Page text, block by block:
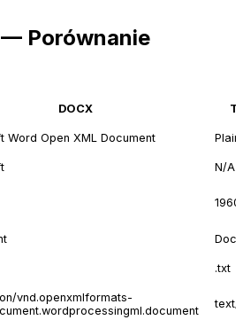
— Porównanie
DOCX
Word Open XML Document
N/A
1960
.txt
vnd.openxmlformats-
text/